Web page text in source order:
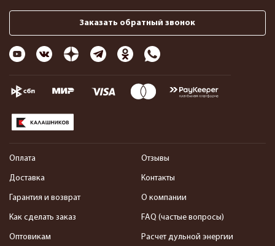
Заказать обратный звонок
Оплата
Доставка
Гарантия и возврат
Как сделать заказ
Оптовикам
Отзывы
Контакты
О компании
FAQ (частые вопросы)
Расчет дульной энергии